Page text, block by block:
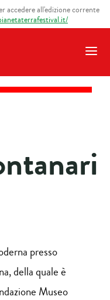
accedere all'edizione corrente
presso
della quale è
Museo